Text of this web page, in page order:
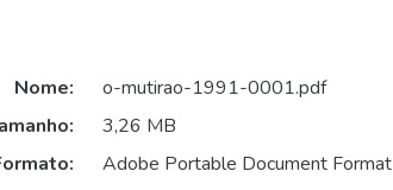
Nome:
o-mutirao-1991-0001.pdf
3,26 MB
Adobe Portable Document Format